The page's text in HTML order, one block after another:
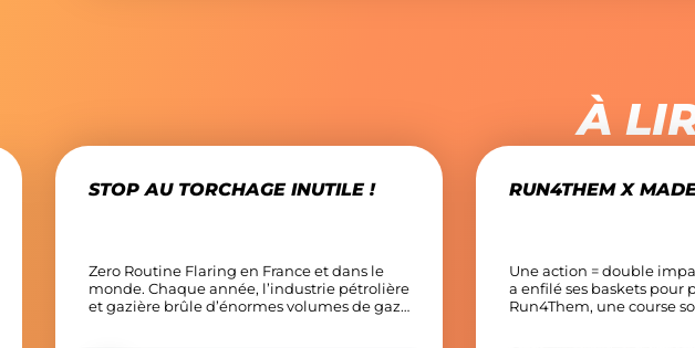
À
STOP AU TORCHAGE INUTILE !
Zero Routine Flaring en France et dans le
monde. Chaque année, l’industrie pétrolière
et gazière brûle d’énormes volumes de gaz
RUN4THEM X
Une action = double
a enfilé ses baskets pour
Run4Them, une course